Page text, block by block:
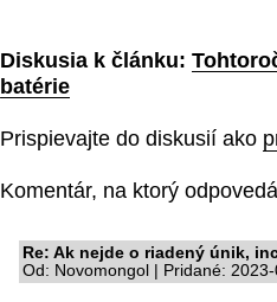
Diskusia k článku:
batérie
Prispievajte do diskusií ako
Komentár, na ktorý
Re: Ak nejde o riadený únik,
Od: Novomongol | Pridané: